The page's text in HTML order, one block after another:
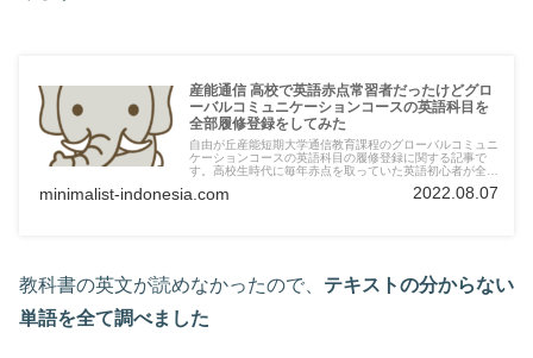
産能通信 高校で英語赤点常習者だったけどグロ
ーバルコミュニケーションコースの英語科目を
全部履修登録をしてみた
自由が丘産能短期大学通信教育課程のグローバルコミュニ
ケーションコースの英語科目の履修登録に関する記事で
す。高校生時代に毎年赤点を取っていた英語初心者が全て
minimalist-indonesia.com 2022.08.07
教科書の英文が読めなかったので、 テキストの分からない
単語を全て調べました